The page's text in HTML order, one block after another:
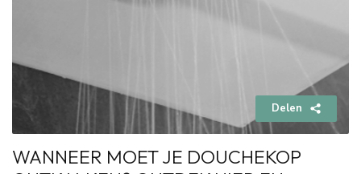
Delen
WANNEER MOET JE DOUCHEKOP